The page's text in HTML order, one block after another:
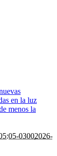
en la luz
menos la
03002026-